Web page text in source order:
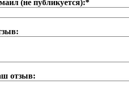
(не публикуется):*
отзыв: